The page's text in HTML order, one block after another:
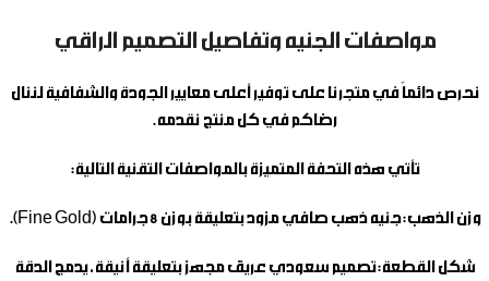
مواصفات الجنيه وتفاصيل التصميم الراقي
نحرص دائماً في متجرنا على توفير أعلى معايير الجودة والشفافية لننال
رضاكم في كل منتج نقدمه.
تأتي هذه التحفة المتميزة بالمواصفات التقنية التالية:
وزن الذهب:جنيه ذهب صافي مزود بتعليقة بوزن 8 جرامات (Fine Gold).
شكل القطعة:تصميم سعودي عريق مجهز بتعليقة أنيقة، يدمج الدقة